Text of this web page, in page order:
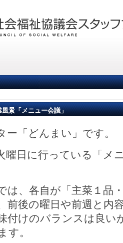
景「メニュー会議」
ー「どんまい」です。
曜日に行っている「メ
は、各自が「主菜１品
前後の曜日や前週と内
付けのバランスは良い
す。